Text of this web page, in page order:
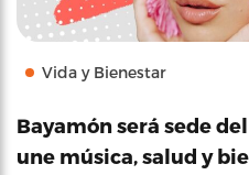
Vida y Bienestar
Bayamón será sede
une música, salud y